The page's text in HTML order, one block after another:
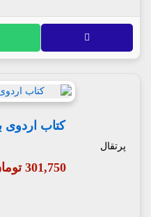
کتاب
پرتقال
301,750 تومان